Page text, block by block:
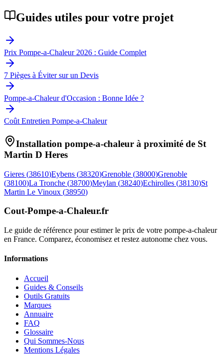
Guides utiles pour votre projet
Prix Pompe-a-Chaleur 2026 : Guide Complet
7 Pièges à Éviter sur un Devis
Pompe-a-Chaleur d'Occasion : Bonne Idée ?
Coût Entretien Pompe-a-Chaleur
Installation pompe-a-chaleur à proximité de St
Martin D Heres
Gieres (38610)Eybens (38320)Grenoble (38000)Grenoble
(38100)La Tronche (38700)Meylan (38240)Echirolles (38130)St
Martin Le Vinoux (38950)
Cout-Pompe-a-Chaleur.fr
Le guide de référence pour estimer le prix de votre pompe-a-chaleur
en France. Comparez, économisez et restez autonome chez vous.
Informations
Accueil
Guides & Conseils
Outils Gratuits
Marques
Annuaire
FAQ
Glossaire
Qui Sommes-Nous
Mentions Légales